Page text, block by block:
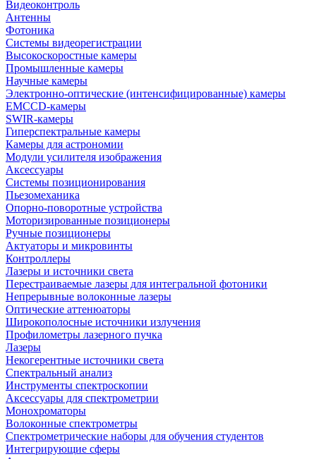
Видеоконтроль
Антенны
Фотоника
Cистемы видеорегистрации
Высокоскоростные камеры
Промышленные камеры
Научные камеры
Электронно-оптические (интенсифицированные) камеры
EMCCD-камеры
SWIR-камеры
Гиперспектральные камеры
Камеры для астрономии
Модули усилителя изображения
Аксессуары
Системы позиционирования
Пьезомеханика
Опорно-поворотные устройства
Моторизированные позиционеры
Ручные позиционеры
Актуаторы и микровинты
Контроллеры
Лазеры и источники света
Перестраиваемые лазеры для интегральной фотоники
Непрерывные волоконные лазеры
Оптические аттенюаторы
Широкополосные источники излучения
Профилометры лазерного пучка
Лазеры
Некогерентные источники света
Спектральный анализ
Инструменты спектроскопии
Аксессуары для спектрометрии
Монохроматоры
Волоконные спектрометры
Спектрометрические наборы для обучения студентов
Интегрирующие сферы